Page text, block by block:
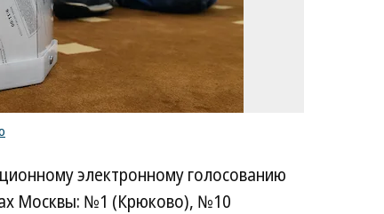
электронному голосованию
Москвы: №1 (Крюково), №10